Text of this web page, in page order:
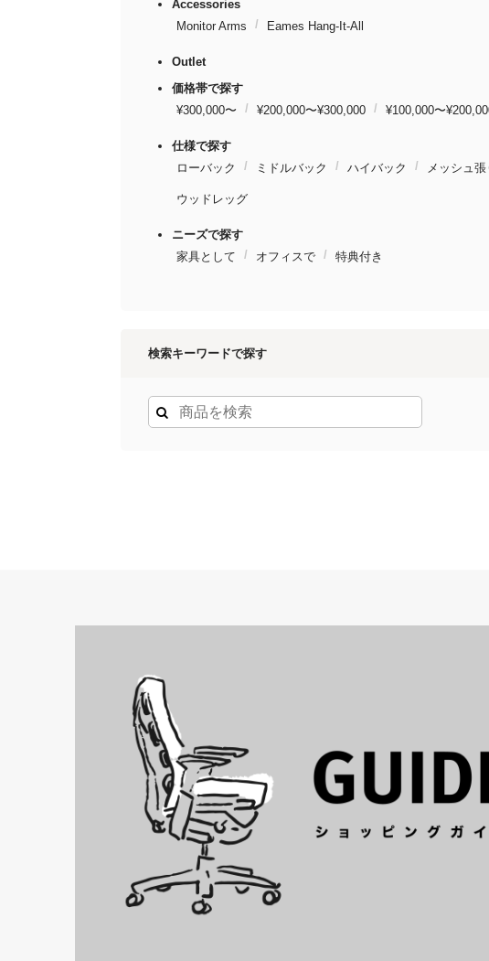
Accessories
Monitor Arms
Eames Hang-It-All
Outlet
価格帯で探す
¥300,000〜
¥200,000〜¥300,000 ¥100,000〜
仕様で探す
ローバック
ミドルバック ハイバック メッシュ張
ウッドレッグ
ニーズで探す
家具として
オフィスで 特典付き
検索キーワードで探す